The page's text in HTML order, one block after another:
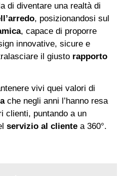
di diventare una realtà di
, posizionandosi sul
, capace di proporre
innovative, sicure e
il giusto rapporto
vivi quei valori di
che negli anni l’hanno resa
clienti, puntando a un
servizio al cliente a 360°.